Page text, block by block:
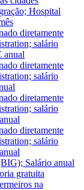
Hospital
diretamente
salário
anual
diretamente
salário
diretamente
salário
diretamente
salário
Salário anual
gratuita
na